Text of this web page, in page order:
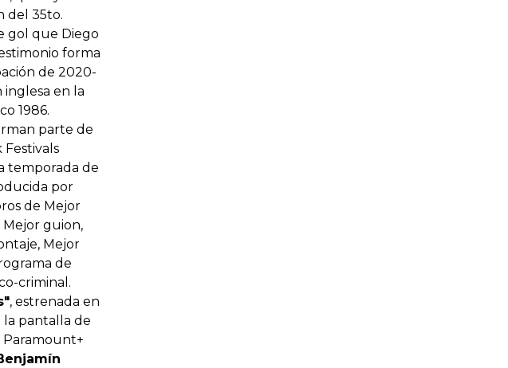
del 35to.
gol que Diego
forma
de 2020-
inglesa en la
1986.
parte de
Festivals
temporada de
por
de Mejor
Mejor guion,
Mejor
de
criminal.
, estrenada en
la pantalla de